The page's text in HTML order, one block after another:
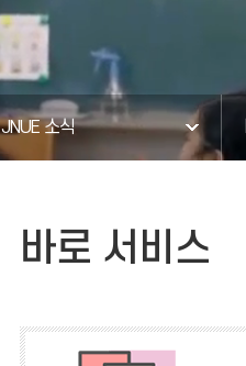
JNUE 소식
바로 서비스